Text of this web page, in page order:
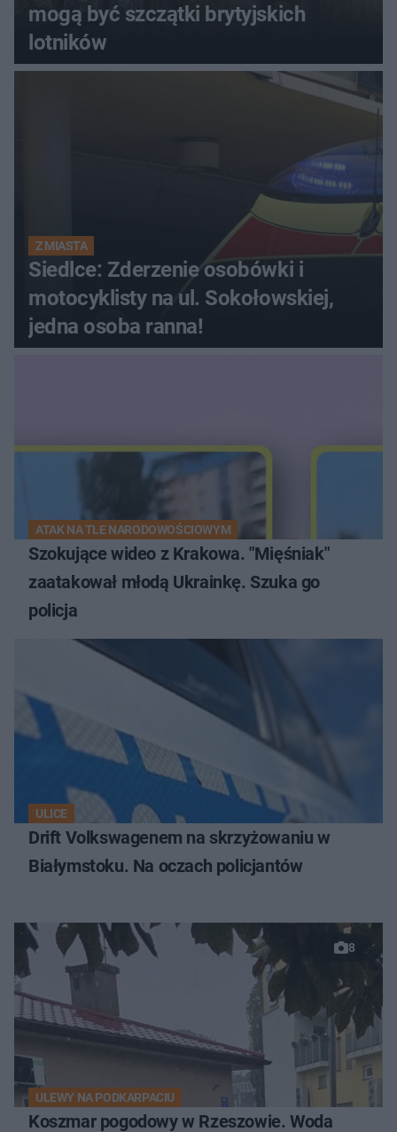
mogą być szczątki brytyjskich
lotników
Z MIASTA
Siedlce: Zderzenie osobówki i
motocyklisty na ul. Sokołowskiej,
jedna osoba ranna!
ATAK NA TLE NARODOWOŚCIOWYM
Szokujące wideo z Krakowa. "Mięśniak"
zaatakował młodą Ukrainkę. Szuka go
policja
ULICE
Drift Volkswagenem na skrzyżowaniu w
Białymstoku. Na oczach policjantów
8
ULEWY NA PODKARPACIU
Koszmar pogodowy w Rzeszowie. Woda